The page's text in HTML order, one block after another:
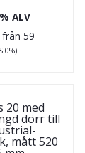
ALV
från 59
0%)